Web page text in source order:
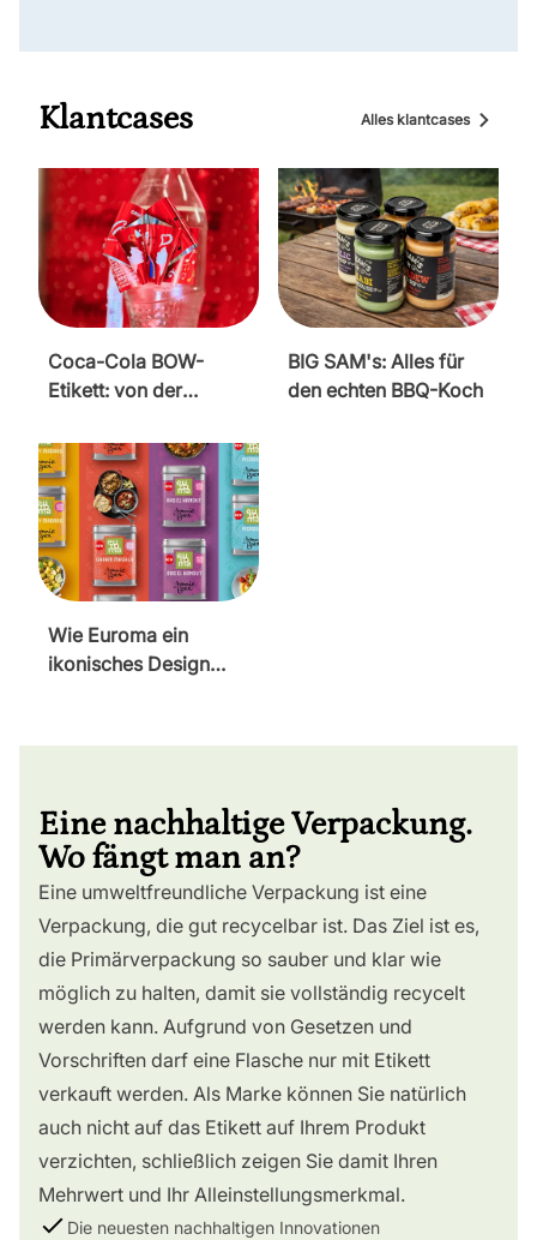
Klantcases Alles klantcases
Coca-Cola BOW-
Etikett: von der
Statement
BIG SAM's: Alles für
den echten BBQ-Koch
Wie Euroma ein
ikonisches Design
zu verlieren
Eine nachhaltige Verpackung.
Wo fängt man an?
Eine umweltfreundliche Verpackung ist eine
Verpackung, die gut recycelbar ist. Das Ziel ist es,
die Primärverpackung so sauber und klar wie
möglich zu halten, damit sie vollständig recycelt
werden kann. Aufgrund von Gesetzen und
Vorschriften darf eine Flasche nur mit Etikett
verkauft werden. Als Marke können Sie natürlich
auch nicht auf das Etikett auf Ihrem Produkt
verzichten, schließlich zeigen Sie damit Ihren
Mehrwert und Ihr Alleinstellungsmerkmal.
Die neuesten nachhaltigen Innovationen